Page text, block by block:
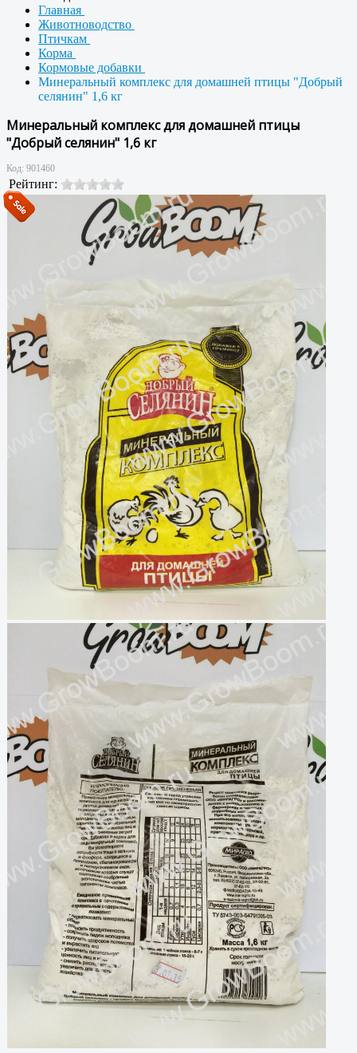
Главная
Животноводство
Птичкам
Корма
Кормовые добавки
Минеральный комплекс для домашней птицы "Добрый
селянин" 1,6 кг
Минеральный комплекс для домашней птицы
"Добрый селянин" 1,6 кг
Код: 901460
Рейтинг: